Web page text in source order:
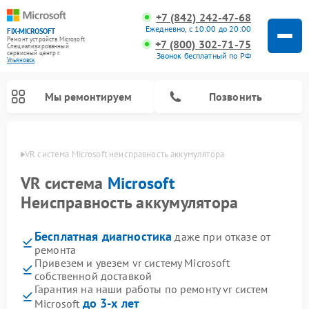
FIX-MICROSOFT
Ремонт устройств Microsoft
Специализированный
cервисный центр г.
Ульяновск
+7 (842) 242-47-68
Ежедневно, с 10:00 до 20:00
+7 (800) 302-71-75
Звонок бесплатный по РФ
Мы ремонтируем Позвонить
VR система Microsoft неисправность аккумулятора
VR система Microsoft
Неисправность аккумулятора
Бесплатная диагностика даже при отказе от
ремонта
Привезем и увезем vr систему Microsoft
собственной доставкой
Гарантия на наши работы по ремонту vr систем
Microsoft до 3-х лет